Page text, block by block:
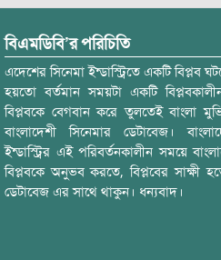
বিএমডিবি’র পরিচিতি
এদেশের সিনেমা ইন্ডাস্ট্রিতে একটি বিপ্লব
হয়তো বর্তমান সময়টা একটি
বিপ্লবকে বেগবান করে তুলতেই বাংলা
বাংলাদেশী সিনেমার ডেটাবেজ।
ইন্ডাস্ট্রির এই পরিবর্তনকালীন সময়ে
বিপ্লবকে অনুভব করতে, বিপ্লবের সাক্ষী
ডেটাবেজ এর সাথে থাকুন। ধন্যবাদ।